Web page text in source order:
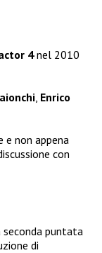
4nel 2010
, Enrico
e non appena
con
puntata
di